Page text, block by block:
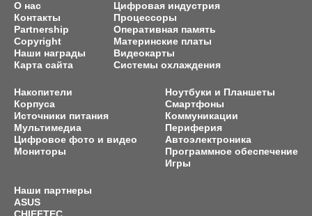
О нас
Контакты
Partnership
Copyright
Наши награды
Карта сайта
Цифровая индустрия
Процессоры
Оперативная память
Материнские платы
Видеокарты
Системы охлаждения
Накопители
Корпуса
Источники питания
Мультимедиа
Цифровое фото и видео
Мониторы
Ноутбуки и Планшеты
Смартфоны
Коммуникации
Периферия
Автоэлектроника
Программное обеспечение
Игры
Наши партнеры
ASUS